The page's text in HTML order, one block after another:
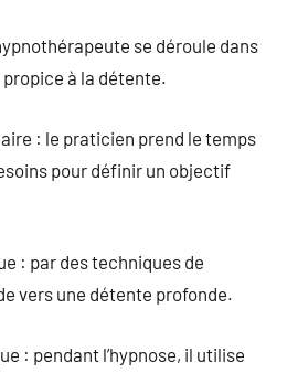
se déroule dans
à la détente.
: le praticien prend le temps
pour définir un objectif
: par des techniques de
vers une détente profonde.
: pendant l’hypnose, il utilise